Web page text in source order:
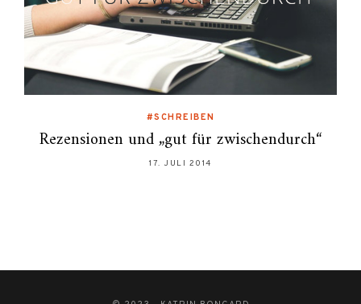
#SCHREIBEN
Rezensionen und „gut für zwischendurch“
17. JULI 2014